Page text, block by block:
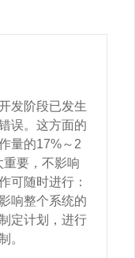
发阶段已发生
误。这方面的
量的17%～2
要，不影响
可随时进行：
响整个系统的
定计划，进行
。